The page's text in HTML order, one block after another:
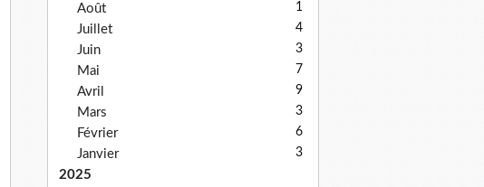
Août
1
Juillet 4
Juin 3
Mai 7
Avril 9
Mars 3
Février 6
Janvier 3
2025